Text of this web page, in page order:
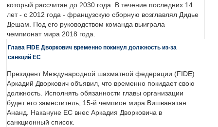
который рассчитан до 2030 года. В течение последних 14
лет - с 2012 года - французскую сборную возглавлял Дидье
Дешам. Под его руководством команда выиграла
чемпионат мира 2018 года.
Глава FIDE Дворкович временно покинул должность из-за
санкций ЕС
Президент Международной шахматной федерации (FIDE)
Аркадий Дворкович объявил, что временно покидает свою
должность. Исполнять обязанности главы организации
будет его заместитель, 15-й чемпион мира Вишванатан
Ананд. Накануне ЕС внес Аркадия Дворковича в
санкционный список.